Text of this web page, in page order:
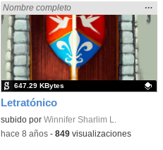
Letratónico
Encontrado «rezo» en:
Nombre completo
la
…
Contenido educativo.
subido por Winnifer Sharlim L.
647.29 KBytes
-hace 8 años- 849visualizaciones